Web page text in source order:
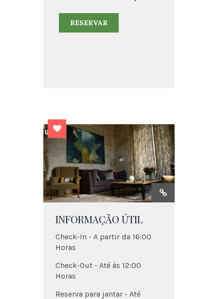
RESERVAR
INFORMAÇÃO ÚTIL
Check-In - A partir da 16:00
Horas
Check-Out - Até às 12:00
Horas
Reserva para jantar - Até